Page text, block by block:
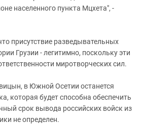
населенного пункта Мцхета", -
присутствие разведывательных
Грузии - легитимно, поскольку эти
миротворческих сил.
в Южной Осетии останется
которая будет способна обеспечить
срок вывода российских войск из
не определен.